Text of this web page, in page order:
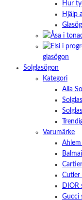
Hur
Hjälp
glasögon
Solglasögon
Kategori
Alla
Varumärke
Ahlem
Cutler
DIOR
Gucci